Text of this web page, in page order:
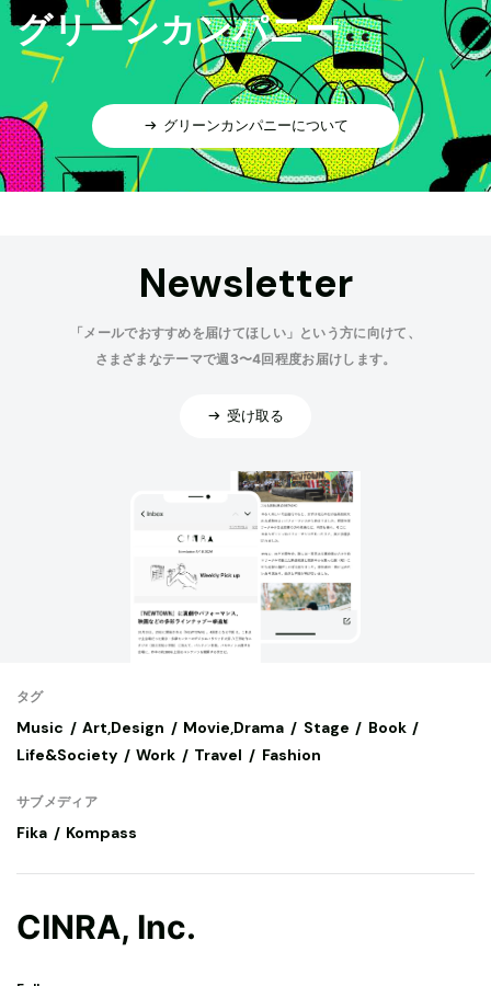
グリーンカンパニー
グリーンカンパニーについて
Newsletter
「メールでおすすめを届けてほしい」という方に向けて、
さまざまなテーマで週3〜4回程度お届けします。
受け取る
タグ
Music Art,Design Movie,Drama Stage
Book
Life&Society
Work Travel Fashion
サブメディア
Fika Kompass
CINRA, Inc.